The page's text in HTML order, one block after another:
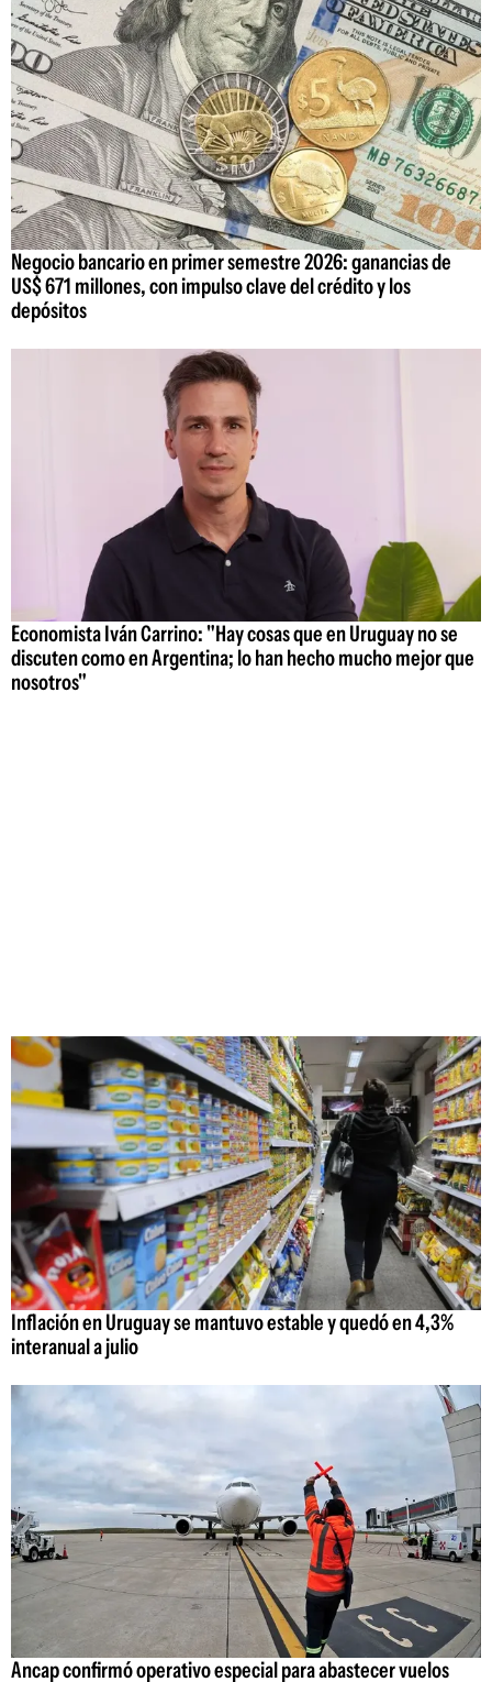
Negocio bancario en primer semestre 2026: ganancias de
US$ 671 millones, con impulso clave del crédito y los
depósitos
Economista Iván Carrino: "Hay cosas que en Uruguay no se
discuten como en Argentina; lo han hecho mucho mejor que
nosotros"
Inflación en Uruguay se mantuvo estable y quedó en 4,3%
interanual a julio
Ancap confirmó operativo especial para abastecer vuelos